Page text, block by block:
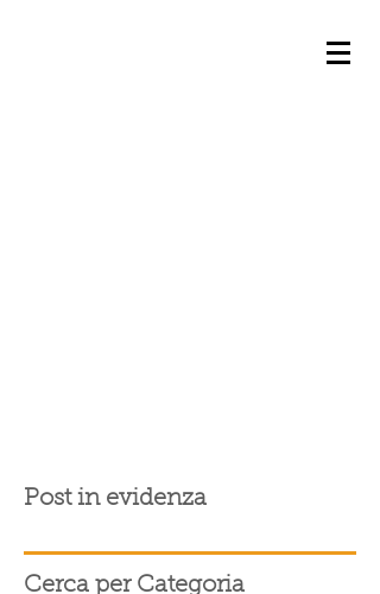
Post in evidenza
Cerca per Categoria